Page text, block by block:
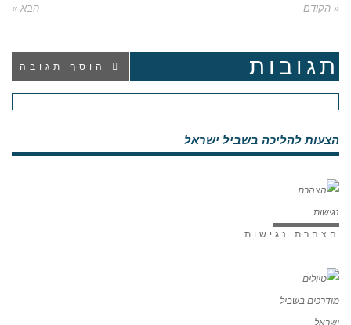
« הקודם הבא »
תגובות הוסף תגובה
הצעות להליכה בשביל ישראל
הצהרת נגישות